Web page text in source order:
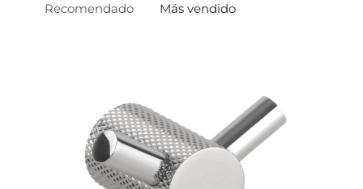
Recomendado Más vendido